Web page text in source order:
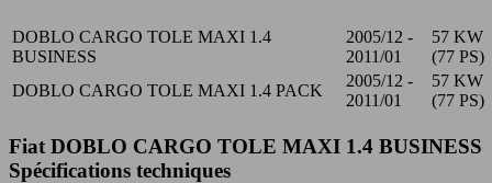
DOBLO CARGO TOLE MAXI 1.4
BUSINESS
2005/12 -
2011/01
57 KW
(77 PS)
DOBLO CARGO TOLE MAXI 1.4 PACK
2005/12 -
2011/01
57 KW
(77 PS)
Fiat DOBLO CARGO TOLE MAXI 1.4 BUSINESS
Spécifications techniques